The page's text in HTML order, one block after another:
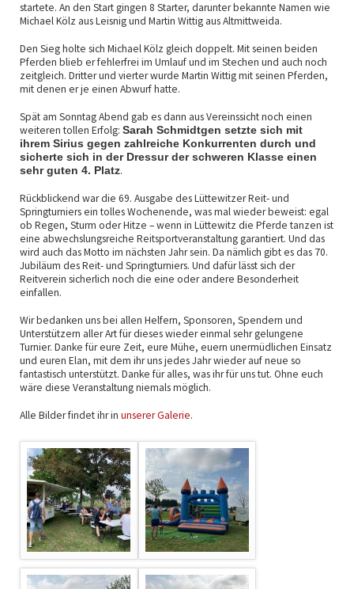
startete. An den Start gingen 8 Starter, darunter bekannte Namen wie
Michael Kölz aus Leisnig und Martin Wittig aus Altmittweida.
Den Sieg holte sich Michael Kölz gleich doppelt. Mit seinen beiden
Pferden blieb er fehlerfrei im Umlauf und im Stechen und auch noch
zeitgleich. Dritter und vierter wurde Martin Wittig mit seinen Pferden,
mit denen er je einen Abwurf hatte.
Spät am Sonntag Abend gab es dann aus Vereinssicht noch einen
weiteren tollen Erfolg: Sarah Schmidtgen setzte sich mit
ihrem Sirius gegen zahlreiche Konkurrenten durch und
sicherte sich in der Dressur der schweren Klasse einen
sehr guten 4. Platz.
Rückblickend war die 69. Ausgabe des Lüttewitzer Reit- und
Springturniers ein tolles Wochenende, was mal wieder beweist: egal
ob Regen, Sturm oder Hitze – wenn in Lüttewitz die Pferde tanzen ist
eine abwechslungsreiche Reitsportveranstaltung garantiert. Und das
wird auch das Motto im nächsten Jahr sein. Da nämlich gibt es das 70.
Jubiläum des Reit- und Springturniers. Und dafür lässt sich der
Reitverein sicherlich noch die eine oder andere Besonderheit
einfallen.
Wir bedanken uns bei allen Helfern, Sponsoren, Spendern und
Unterstützern aller Art für dieses wieder einmal sehr gelungene
Turnier. Danke für eure Zeit, eure Mühe, euern unermüdlichen Einsatz
und euren Elan, mit dem ihr uns jedes Jahr wieder auf neue so
fantastisch unterstützt. Danke für alles, was ihr für uns tut. Ohne euch
wäre diese Veranstaltung niemals möglich.
Alle Bilder findet ihr in unserer Galerie.